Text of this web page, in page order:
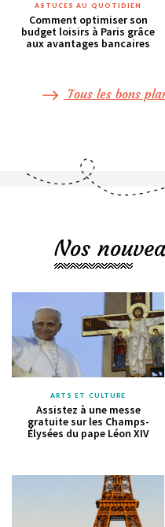
ASTUCES AU QUOTIDIEN
Comment optimiser son
budget loisirs à Paris grâce
aux avantages bancaires
Tous les bons
Nos
ARTS ET CULTURE
Assistez à une messe
gratuite sur les Champs-
Élysées du pape Léon XIV